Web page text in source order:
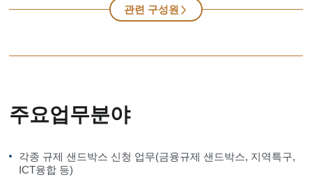
관련 구성원
주요업무분야
각종 규제 샌드박스 신청 업무(금융규제 샌드박스, 지역특구,
ICT융합 등)